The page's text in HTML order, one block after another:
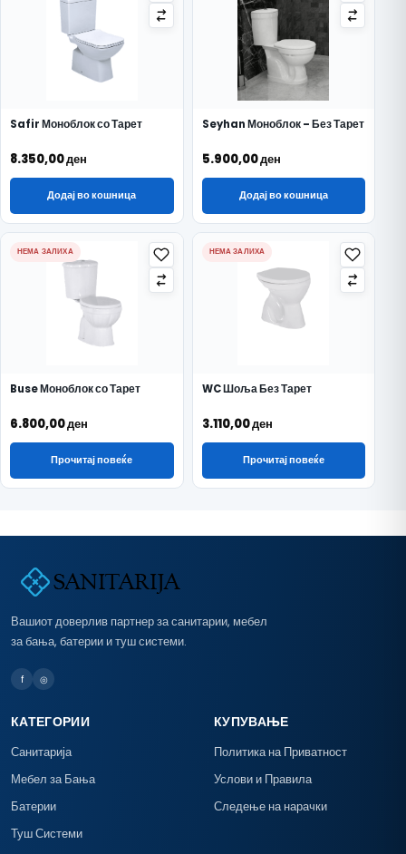
Safir Моноблок со Тарет
8.350,00ден
Додај во кошница
Seyhan Моноблок – Без Тарет
5.900,00ден
Додај во кошница
НЕМА ЗАЛИХА
Buse Моноблок со Тарет
6.800,00ден
Прочитај повеќе
НЕМА ЗАЛИХА
WC Шоља Без Тарет
3.110,00ден
Прочитај повеќе
Вашиот доверлив партнер за санитарии, мебел
за бања, батерии и туш системи.
f ◎
КАТЕГОРИИ
Санитарија
Мебел за Бања
Батерии
Туш Системи
КУПУВАЊЕ
Политика на Приватност
Услови и Правила
Следење на нарачки